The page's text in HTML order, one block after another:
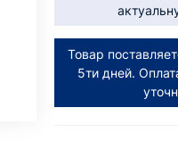
Товар
5ти дней.